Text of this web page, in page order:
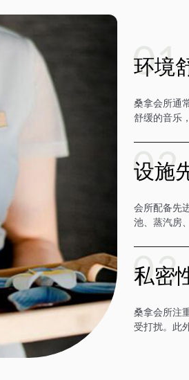
环境
桑拿会所通
舒缓的音乐
设施
会所配备先
池、蒸汽房
私密
桑拿会所注
受打扰。此